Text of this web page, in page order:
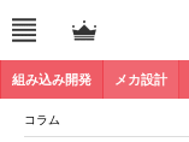
組み込み開発 メカ設計
コラム